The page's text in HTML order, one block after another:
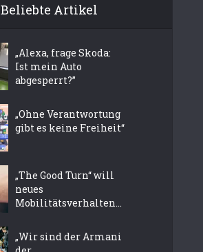
Beliebte Artikel
„Alexa, frage Skoda:
Ist mein Auto
abgesperrt?”
„Ohne Verantwortung
gibt es keine Freiheit“
„The Good Turn“ will
neues
Mobilitätsverhalten...
„Wir sind der Armani